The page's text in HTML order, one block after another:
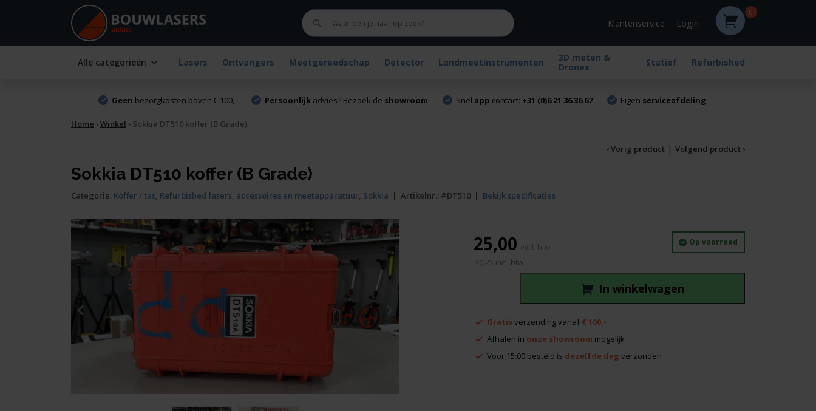
Klantenservice Login
0
Alle categorieën Lasers Ontvangers Meetgereedschap Detector Landmeetinstrumenten
3D meten &
Drones
Statief Refurbished
Geen bezorgkosten boven € 100,- Persoonlijkadvies? Bezoek de showroom Snel app contact: +31 (0)6 21 36 36 67 Eigen serviceafdeling
Home ›Winkel › Sokkia DT510 koffer (B Grade)
‹ Vorig product | Volgend product ›
Sokkia DT510 koffer (B Grade)
Categorie: Koffer / tas, Refurbished lasers, accessoires en meetapparatuur, Sokkia | Artikelnr.: #DT510 | Bekijk specificaties
Op voorraad
DT510
(B
Grade)
30,25 incl. btw
In winkelwagen
25,00
Gratis verzending vanaf € 100,-
Afhalen in onze showroom mogelijk
Voor 15:00 besteld is dezelfde dag verzonden